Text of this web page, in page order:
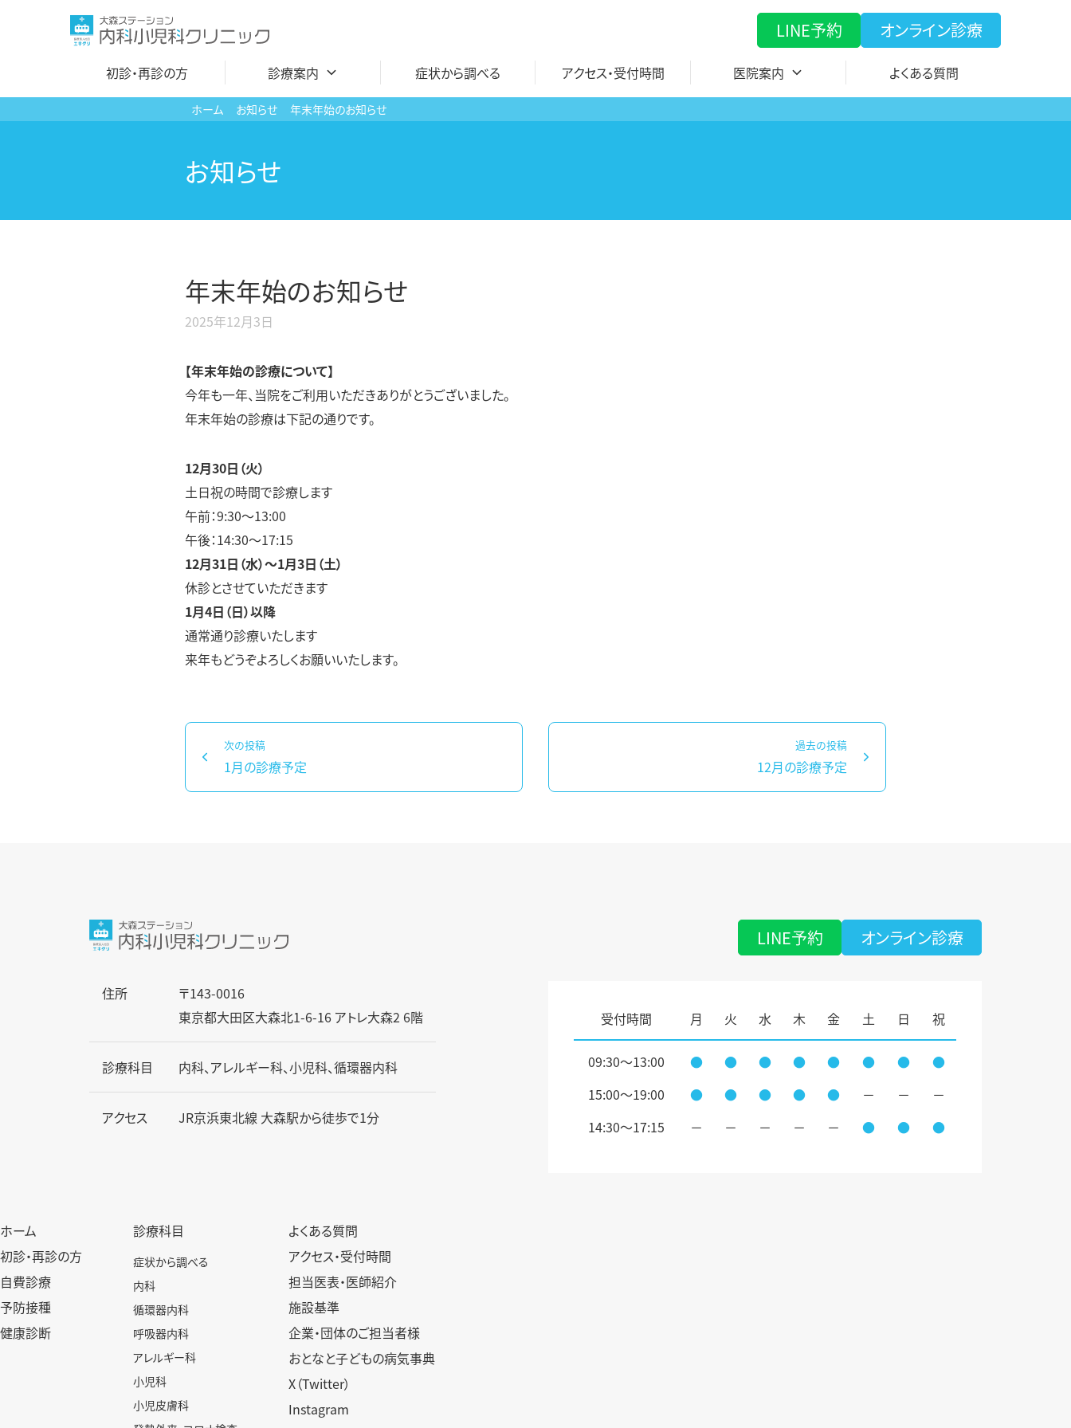
プ
初診・再診の方 診療案内
循環器内科
小児科
小児皮膚科
発熱外来・コロナ検査
高血圧外来
脂質異常症外来
症状から調べる アクセス・受付時間 医院案内 よくある質問
LINE予約 オンライン診療
ホーム お知らせ 年末年始のお知らせ
お知らせ
年末年始のお知らせ
2025年12月3日
【年末年始の診療について】
今年も一年、当院をご利用いただきありがとうございました。
年末年始の診療は下記の通りです。
12月30日（火）
土日祝の時間で診療します
午前：9:30～13:00
午後：14:30～17:15
12月31日（水）～1月3日（土）
休診とさせていただきます
1月4日（日）以降
通常通り診療いたします
来年もどうぞよろしくお願いいたします。
投
ン
過去の投稿
去
12月の診療予定
次の投稿
の
1月の診療予定
LINE予約 オンライン診療
住所
〒143-0016
東京都大田区大森北1-6-16 アトレ大森2 6階
診療科目 内科、アレルギー科、小児科、循環器内科
アクセス JR京浜東北線 大森駅から徒歩で1分
受付時間 月 火 水 木 金 土 日 祝
09:30～13:00 ● ● ● ● ● ● ●
●
15:00～19:00
● ● ● ● ● － －
－
14:30〜17:15
－ － － － － ● ● ●
ホーム
初診・再診の方
自費診療
予防接種
健康診断
診療科目
症状から調べる
内科
循環器内科
呼吸器内科
アレルギー科
小児科
小児皮膚科
よくある質問
アクセス・受付時間
担当医表・医師紹介
施設基準
企業・団体のご担当者様
おとなと子どもの病気事典
X（Twitter）
Instagram